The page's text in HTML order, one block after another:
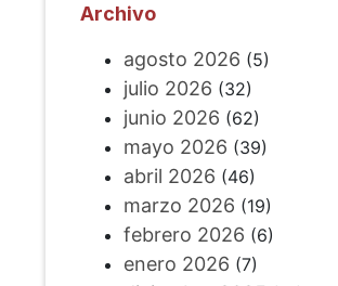
Archivo
agosto 2026 (5)
julio 2026 (32)
junio 2026 (62)
mayo 2026 (39)
abril 2026 (46)
marzo 2026 (19)
febrero 2026 (6)
enero 2026 (7)